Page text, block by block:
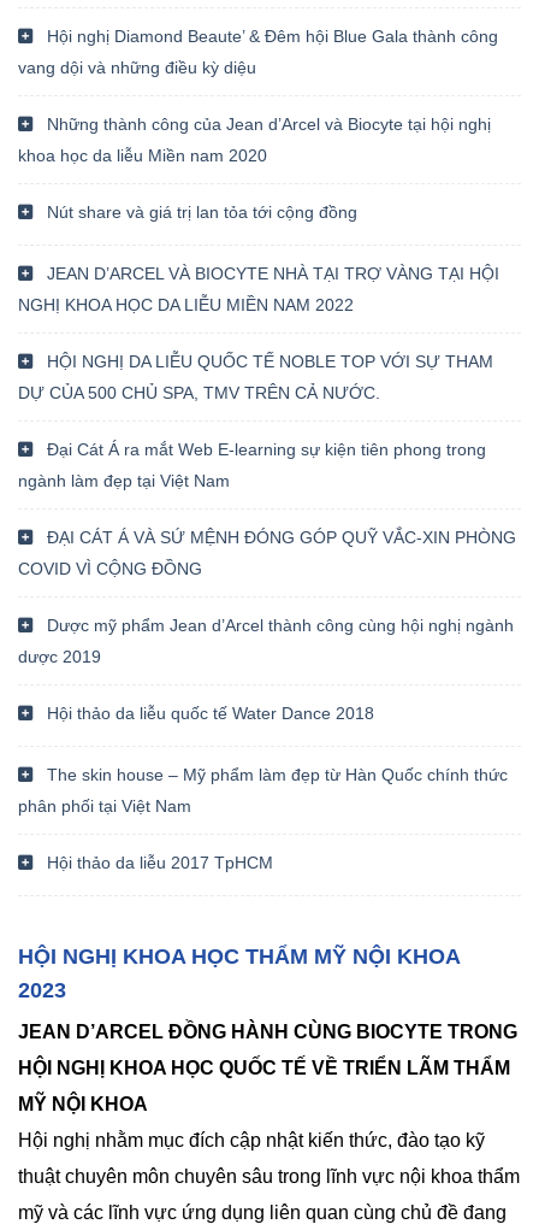
Hội nghị Diamond Beaute’ & Đêm hội Blue Gala thành công
vang dội và những điều kỳ diệu
Những thành công của Jean d’Arcel và Biocyte tại hội nghị
khoa học da liễu Miền nam 2020
Nút share và giá trị lan tỏa tới cộng đồng
JEAN D’ARCEL VÀ BIOCYTE NHÀ TẠI TRỢ VÀNG TẠI HỘI
NGHỊ KHOA HỌC DA LIỄU MIỀN NAM 2022
HỘI NGHỊ DA LIỄU QUỐC TẾ NOBLE TOP VỚI SỰ THAM
DỰ CỦA 500 CHỦ SPA, TMV TRÊN CẢ NƯỚC.
Đại Cát Á ra mắt Web E-learning sự kiện tiên phong trong
ngành làm đẹp tại Việt Nam
ĐẠI CÁT Á VÀ SỨ MỆNH ĐÓNG GÓP QUỸ VẮC-XIN PHÒNG
COVID VÌ CỘNG ĐỒNG
Dược mỹ phẩm Jean d’Arcel thành công cùng hội nghị ngành
dược 2019
Hội thảo da liễu quốc tế Water Dance 2018
The skin house – Mỹ phẩm làm đẹp từ Hàn Quốc chính thức
phân phối tại Việt Nam
Hội thảo da liễu 2017 TpHCM
HỘI NGHỊ KHOA HỌC THẨM MỸ NỘI KHOA
2023
JEAN D’ARCEL ĐỒNG HÀNH CÙNG BIOCYTE TRONG
HỘI NGHỊ KHOA HỌC QUỐC TẾ VỀ TRIỂN LÃM THẨM
MỸ NỘI KHOA
Hội nghị nhằm mục đích cập nhật kiến thức, đào tạo kỹ
thuật chuyên môn chuyên sâu trong lĩnh vực nội khoa thẩm
mỹ và các lĩnh vực ứng dụng liên quan cùng chủ đề đang